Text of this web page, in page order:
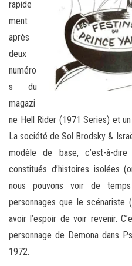
rapide
ment
après
deux
numéro
s du
magazi
ne Hell Rider (1971 Series) et
La société de Sol Brodsky &
modèle de base, c’est-à-
constitués d’histoires isolées
nous pouvons voir de
personnages que le
avoir l’espoir de voir revenir.
personnage de Demona dans
1972.